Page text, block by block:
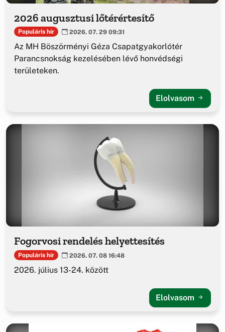
2026 augusztusi lőtérértesítő
Populáris hír 2026. 07. 29 09:31
Az MH Böszörményi Géza Csapatgyakorlótér
Parancsnokság kezelésében lévő honvédségi
területeken.
Elolvasom
Fogorvosi rendelés helyettesítés
Populáris hír 2026. 07. 08 16:48
2026. július 13-24. között
Elolvasom